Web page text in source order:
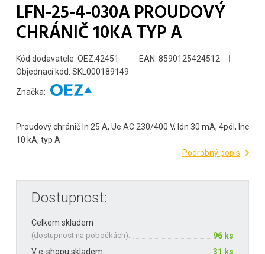
LFN-25-4-030A PROUDOVÝ
CHRÁNIČ 10KA TYP A
Kód dodavatele: OEZ:42451
EAN: 8590125424512
Objednací kód: SKL000189149
Značka:
Proudový chránič In 25 A, Ue AC 230/400 V, Idn 30 mA, 4pól, Inc
10 kA, typ A
Podrobný popis
Dostupnost:
Celkem skladem
(dostupnost na pobočkách):
96 ks
V e-shopu skladem:
31 ks